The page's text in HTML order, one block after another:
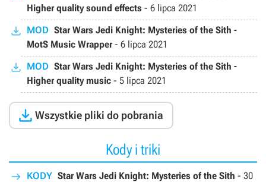
Higher quality sound effects - 6 lipca 2021
MOD Star Wars Jedi Knight: Mysteries of the Sith -
MotS Music Wrapper- 6 lipca 2021
MOD Star Wars Jedi Knight: Mysteries of the Sith -
Higher quality music - 5 lipca 2021
 Wszystkie pliki do pobrania
Kody i triki
KODY Star Wars Jedi Knight: Mysteries of the Sith - 30